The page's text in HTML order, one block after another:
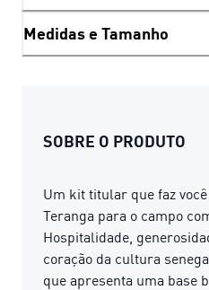
Medidas e Tamanho
SOBRE O PRODUTO
Um kit titular que faz
Teranga para o campo
Hospitalidade,
coração da cultura
que apresenta uma base